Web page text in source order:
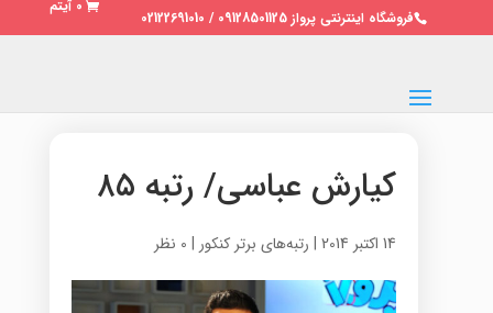
فروشگاه اینترنتی پرواز 09128501125 / 02122691010
0 آیتم
کیارش عباسی/ رتبه ۸۵
14 اکتبر 2014 | رتبه‌های برتر کنکور | 0 نظر